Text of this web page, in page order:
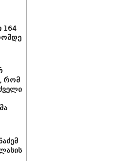
164
რომ